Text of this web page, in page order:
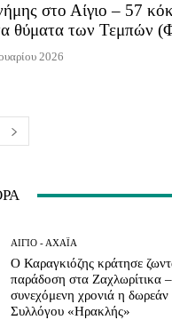
στο Αίγιο – 57
θύματα των Τεμπών
2026
ΑΊΓΙΟ - ΑΧΑΪ́Α
Ο Καραγκιόζης κράτησε
παράδοση στα Ζαχλωρίτικα –
συνεχόμενη χρονιά η
Συλλόγου «Ηρακλής»